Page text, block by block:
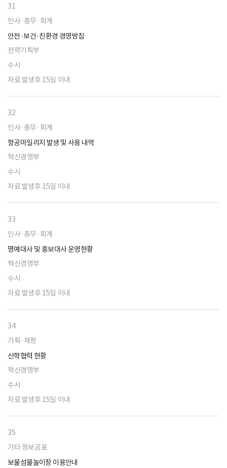
31
인사·총무·회계
안전·보건·친환경 경영방침
전략기획부
수시
자료 발생후 15일 이내
32
인사·총무·회계
항공마일리지 발생 및 사용 내역
혁신경영부
수시
자료 발생후 15일 이내
33
인사·총무·회계
명예대사 및 홍보대사 운영현황
혁신경영부
수시
자료 발생후 15일 이내
34
기획·재정
산학협력 현황
혁신경영부
수시
자료 발생후 15일 이내
35
기타 정보공표
보물섬물놀이장 이용안내